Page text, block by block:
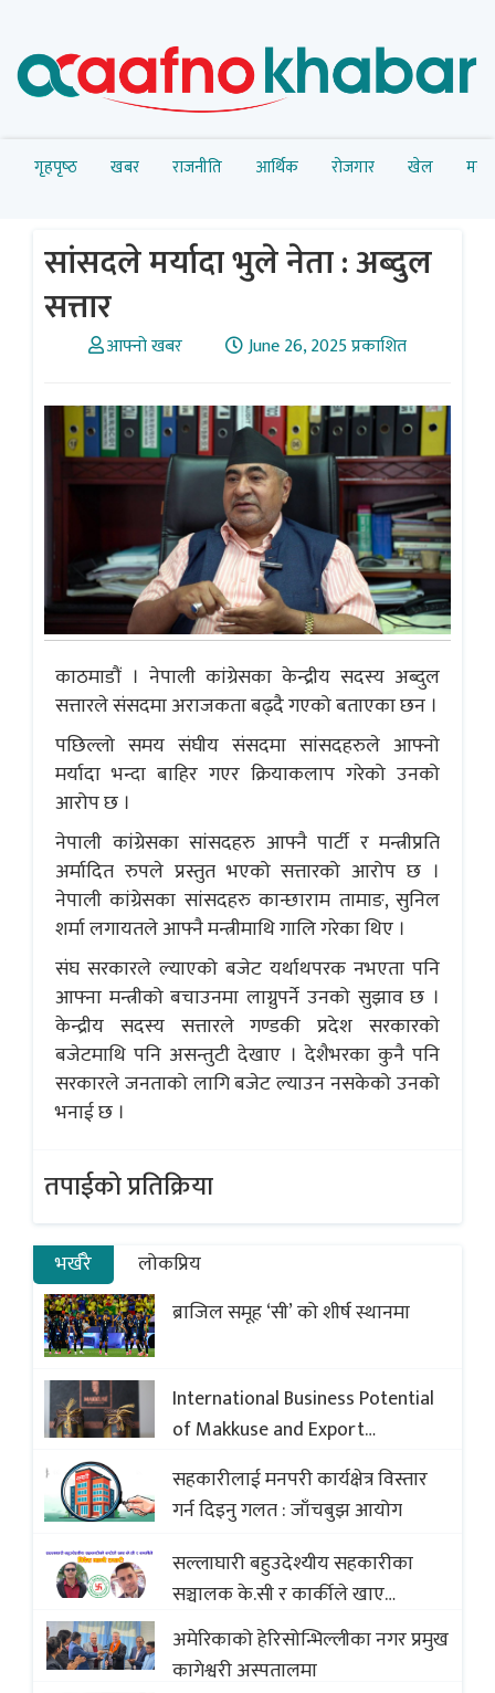
गृहपृष्‍ठ खबर राजनीति आर्थिक रोजगार खेल
सांसदले मर्यादा भुले नेता : अब्दुल
सत्तार
आफ्नो खबर June 26, 2025 प्रकाशित
काठमाडौं । नेपाली कांग्रेसका केन्द्रीय सदस्य अब्दुल
सत्तारले संसदमा अराजकता बढ्दै गएको बताएका छन ।
पछिल्लो समय संघीय संसदमा सांसदहरुले आफ्नो
मर्यादा भन्दा बाहिर गएर क्रियाकलाप गरेको उनको
आरोप छ ।
नेपाली कांग्रेसका सांसदहरु आफ्नै पार्टी र मन्त्रीप्रति
अर्मादित रुपले प्रस्तुत भएको सत्तारको आरोप छ ।
नेपाली कांग्रेसका सांसदहरु कान्छाराम तामाङ, सुनिल
शर्मा लगायतले आफ्नै मन्त्रीमाथि गालि गरेका थिए ।
संघ सरकारले ल्याएको बजेट यर्थाथपरक नभएता पनि
आफ्ना मन्त्रीको बचाउनमा लाग्नुपर्ने उनको सुझाव छ ।
केन्द्रीय सदस्य सत्तारले गण्डकी प्रदेश सरकारको
बजेटमाथि पनि असन्तुटी देखाए । देशैभरका कुनै पनि
सरकारले जनताको लागि बजेट ल्याउन नसकेको उनको
भनाई छ ।
तपाईको प्रतिक्रिया
भर्खरै
लोकप्रिय
ब्राजिल समूह ‘सी’ को शीर्ष स्थानमा
International Business Potential
of Makkuse and Export
Opportunities of Nepali Sweets
with Global Comparison to
Baklava
सहकारीलाई मनपरी कार्यक्षेत्र विस्तार
गर्न दिइनु गलत : जाँचबुझ आयोग
सल्लाघारी बहुउदेश्यीय सहकारीका
सञ्चालक के.सी र कार्कीले खाए
सदस्यको करोडौं बचत
अमेरिकाको हेरिसोन्भिल्लीका नगर प्रमुख
कागेश्वरी अस्पतालमा